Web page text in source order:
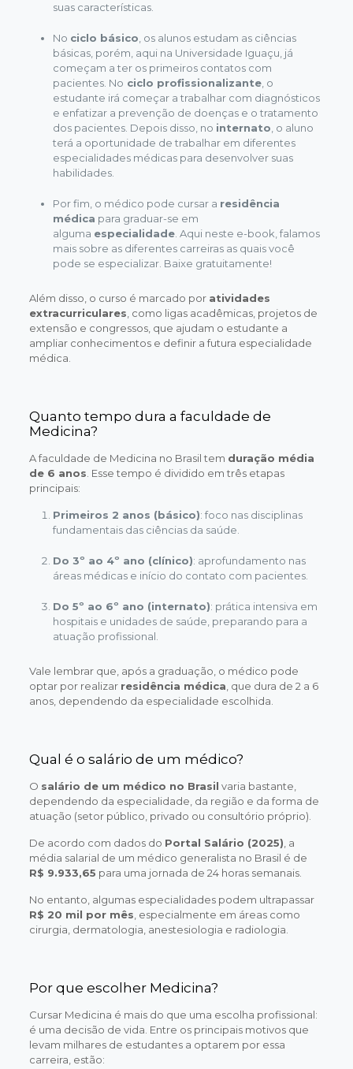
suas características.
No ciclo básico , os alunos estudam as ciências
básicas, porém, aqui na Universidade Iguaçu, já
começam a ter os primeiros contatos com
pacientes. No ciclo profissionalizante, o
estudante irá começar a trabalhar com diagnósticos
e enfatizar a prevenção de doenças e o tratamento
dos pacientes. Depois disso, no internato , o aluno
terá a oportunidade de trabalhar em diferentes
especialidades médicas para desenvolver suas
habilidades.
Por fim, o médico pode cursar a residência
médica para graduar-se em
alguma especialidade. Aqui neste e-book, falamos
mais sobre as diferentes carreiras as quais você
pode se especializar. Baixe gratuitamente!
Além disso, o curso é marcado por atividades
extracurriculares , como ligas acadêmicas, projetos de
extensão e congressos, que ajudam o estudante a
ampliar conhecimentos e definir a futura especialidade
médica.
Quanto tempo dura a faculdade de
Medicina?
A faculdade de Medicina no Brasil tem duração média
de 6 anos . Esse tempo é dividido em três etapas
principais:
Primeiros 2 anos (básico): foco nas disciplinas
fundamentais das ciências da saúde.
Do 3º ao 4º ano (clínico): aprofundamento nas
áreas médicas e início do contato com pacientes.
Do 5º ao 6º ano (internato): prática intensiva em
hospitais e unidades de saúde, preparando para a
atuação profissional.
Vale lembrar que, após a graduação, o médico pode
optar por realizar residência médica , que dura de 2 a 6
anos, dependendo da especialidade escolhida.
Qual é o salário de um médico?
O salário de um médico no Brasil varia bastante,
dependendo da especialidade, da região e da forma de
atuação (setor público, privado ou consultório próprio).
De acordo com dados do Portal Salário (2025) , a
média salarial de um médico generalista no Brasil é de
R$ 9.933,65 para uma jornada de 24 horas semanais.
No entanto, algumas especialidades podem ultrapassar
R$ 20 mil por mês , especialmente em áreas como
cirurgia, dermatologia, anestesiologia e radiologia.
Por que escolher Medicina?
Cursar Medicina é mais do que uma escolha profissional:
é uma decisão de vida. Entre os principais motivos que
levam milhares de estudantes a optarem por essa
carreira, estão: